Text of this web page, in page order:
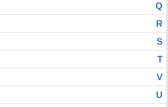
Q
R
S
T
V
U